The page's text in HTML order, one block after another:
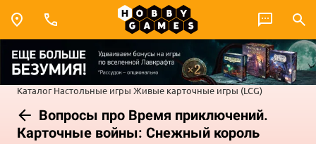
Каталог Настольные игры Живые карточные игры (LCG)
Вопросы про Время приключений.
Карточные войны: Снежный король